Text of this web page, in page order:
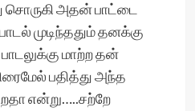
சொருகி அதன் பாட்டை
முடிந்ததும் தனக்கு
மாற்ற தன்
பதித்து அந்த
என்று…..சற்றே